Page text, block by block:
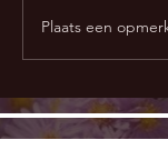
14
Plaats een